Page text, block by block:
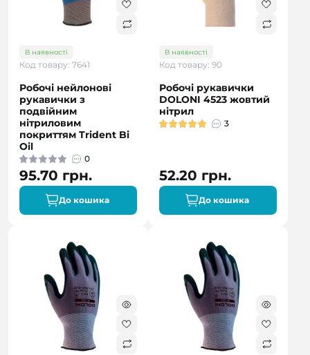
В наявності
Код товару: 7641
Робочі нейлонові
рукавички з
подвійним
нітриловим
покриттям Trident Bi
Oil
0
95.70 грн.
До кошика
В наявності
Код товару: 90
Робочі рукавички
DOLONI 4523 жовтий
нітрил
3
52.20 грн.
До кошика